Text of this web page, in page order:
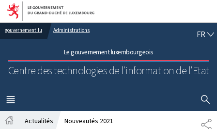
Aller au menu principal
Aller au contenu
gouvernement.lu Administrations
Le gouvernement luxembourgeois
Centre des technologies de l'information de l'Etat
FR
MENU
PRINCIPAL
Actualités Nouveautés 2021